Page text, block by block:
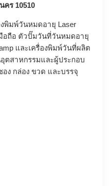
คร 10510
งพิมพ์วันหมดอายุ Laser
อถือ ตัวปั๊มวันที่วันหมดอายุ
และเครื่องพิมพ์วันที่ผลิต
ตสาหกรรมและผู้ประกอบ
ง กล่อง ขวด และบรรจุ